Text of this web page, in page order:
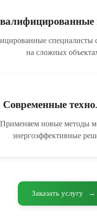
специалисты
на сложных
Современные
Применяем новые методы
энергоэффективные
Заказать услугу →